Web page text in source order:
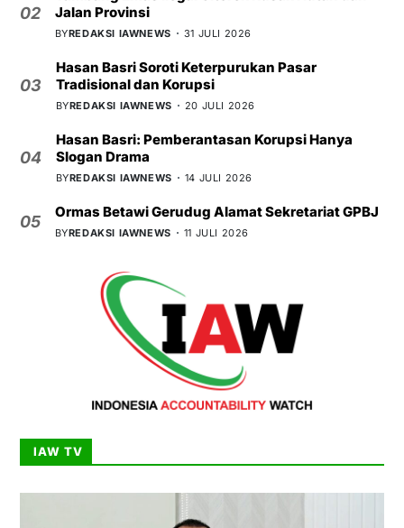
02
Jalan Provinsi
BYREDAKSI IAWNEWS 31 JULI 2026
03
Hasan Basri Soroti Keterpurukan Pasar
Tradisional dan Korupsi
BYREDAKSI IAWNEWS 20 JULI 2026
04
Hasan Basri: Pemberantasan Korupsi Hanya
Slogan Drama
BYREDAKSI IAWNEWS 14 JULI 2026
05
Ormas Betawi Gerudug Alamat Sekretariat GPBJ
BYREDAKSI IAWNEWS 11 JULI 2026
IAW TV